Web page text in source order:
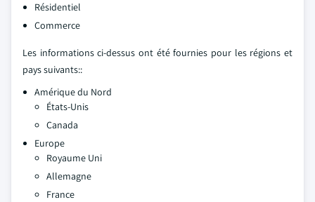
Résidentiel
Commerce
Les informations ci-dessus ont été fournies pour les régions et
pays suivants::
Amérique du Nord
États-Unis
Canada
Europe
Royaume Uni
Allemagne
France